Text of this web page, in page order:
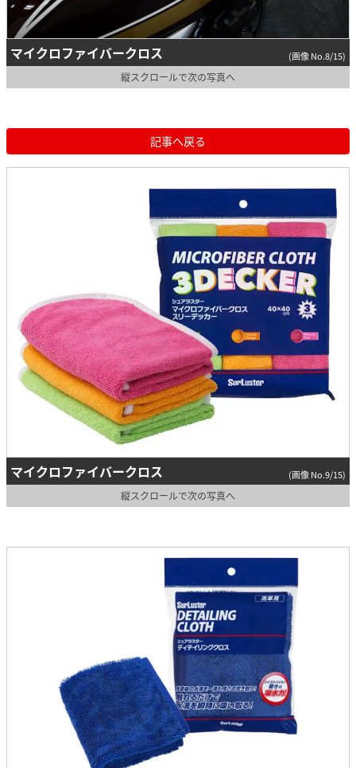
マイクロファイバークロス (画像 No.8/15)
縦スクロールで次の写真へ
記事へ戻る
マイクロファイバークロス (画像 No.9/15)
縦スクロールで次の写真へ